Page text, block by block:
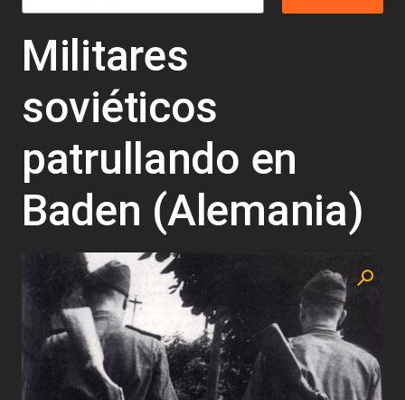
Militares
soviéticos
patrullando en
Baden (Alemania)